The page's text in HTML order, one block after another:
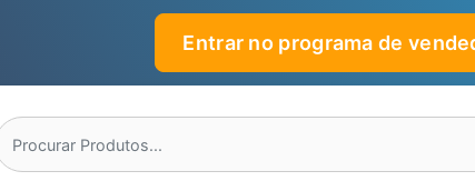
Entrar no programa de